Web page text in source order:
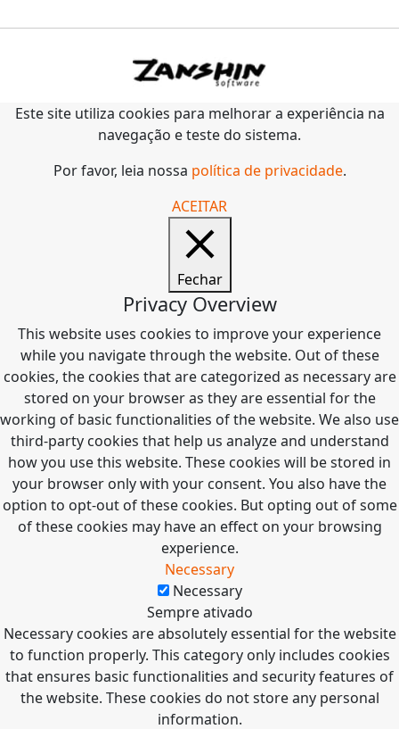
Este site utiliza cookies para melhorar a experiência na
navegação e teste do sistema.
Por favor, leia nossa política de privacidade.
ACEITAR
Fechar
Privacy Overview
This website uses cookies to improve your experience
while you navigate through the website. Out of these
cookies, the cookies that are categorized as necessary are
stored on your browser as they are essential for the
working of basic functionalities of the website. We also use
third-party cookies that help us analyze and understand
how you use this website. These cookies will be stored in
your browser only with your consent. You also have the
option to opt-out of these cookies. But opting out of some
of these cookies may have an effect on your browsing
experience.
Necessary
Necessary
Sempre ativado
Necessary cookies are absolutely essential for the website
to function properly. This category only includes cookies
that ensures basic functionalities and security features of
the website. These cookies do not store any personal
information.